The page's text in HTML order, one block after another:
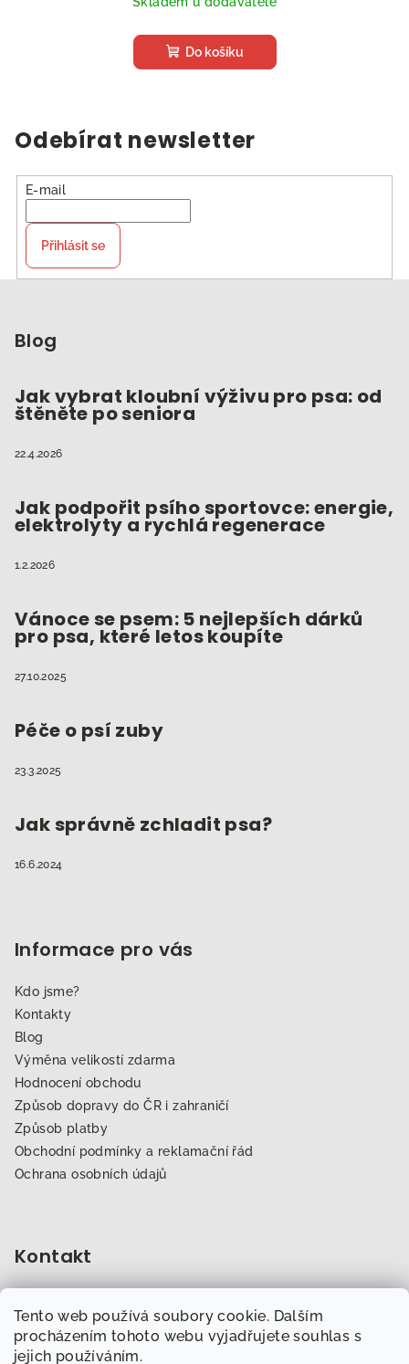
Tento web používá soubory cookie. Dalším
procházením tohoto webu vyjadřujete souhlas s
jejich používáním.
Do košíku
Odebírat newsletter
E-mail
Přihlásit se
Blog
Jak vybrat kloubní výživu pro psa: od
štěněte po seniora
22.4.2026
Jak podpořit psího sportovce: energie,
elektrolyty a rychlá regenerace
1.2.2026
Vánoce se psem: 5 nejlepších dárků
pro psa, které letos koupíte
27.10.2025
Péče o psí zuby
23.3.2025
Jak správně zchladit psa?
16.6.2024
Informace pro vás
Kdo jsme?
Kontakty
Blog
Výměna velikostí zdarma
Hodnocení obchodu
Způsob dopravy do ČR i zahraničí
Způsob platby
Obchodní podmínky a reklamační řád
Ochrana osobních údajů
Kontakt
702 007 759